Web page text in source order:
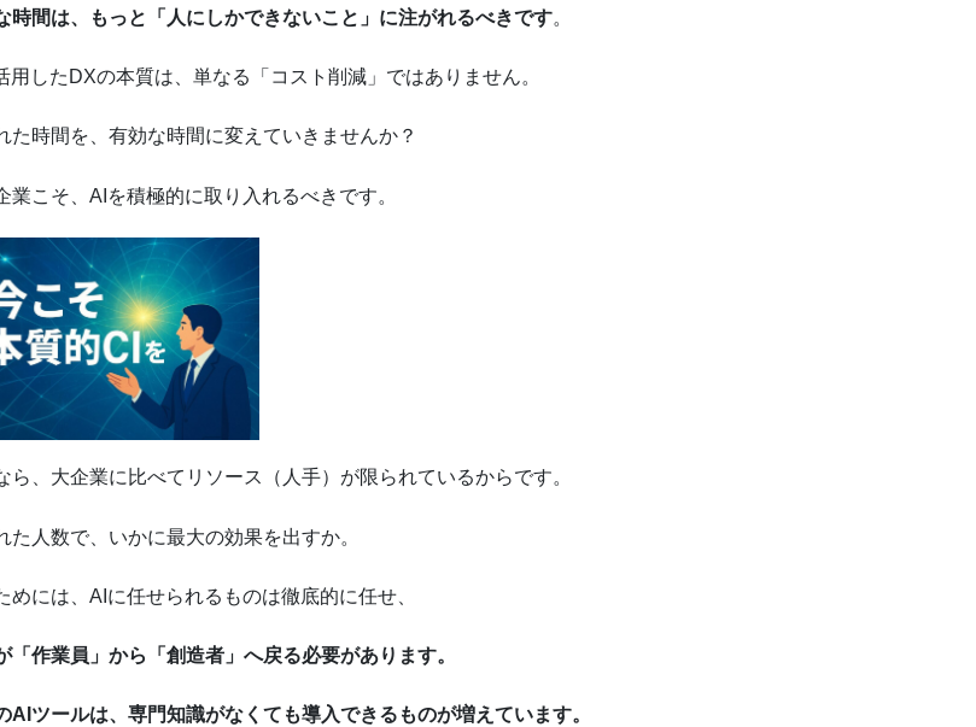
時間は、もっと「人にしかできないこと」に注がれるべきです。
用したDXの本質は、単なる「コスト削減」ではありません。
た時間を、有効な時間に変えていきませんか？
業こそ、AIを積極的に取り入れるべきです。
ら、大企業に比べてリソース（人手）が限られているからです。
た人数で、いかに最大の効果を出すか。
めには、AIに任せられるものは徹底的に任せ、
「作業員」から「創造者」へ戻る必要があります。
AIツールは、専門知識がなくても導入できるものが増えています。